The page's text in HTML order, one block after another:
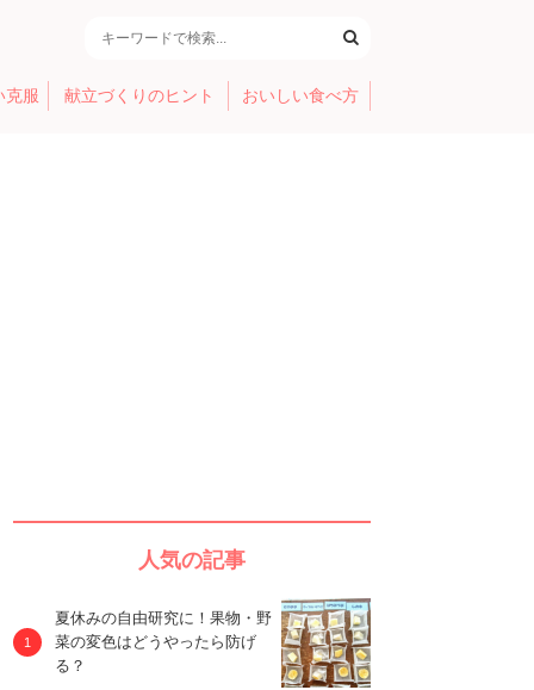
克服 献立づくりのヒント おいしい食べ方
人気の記事
夏休みの自由研究に！果物・野
菜の変色はどうやったら防げ
る？